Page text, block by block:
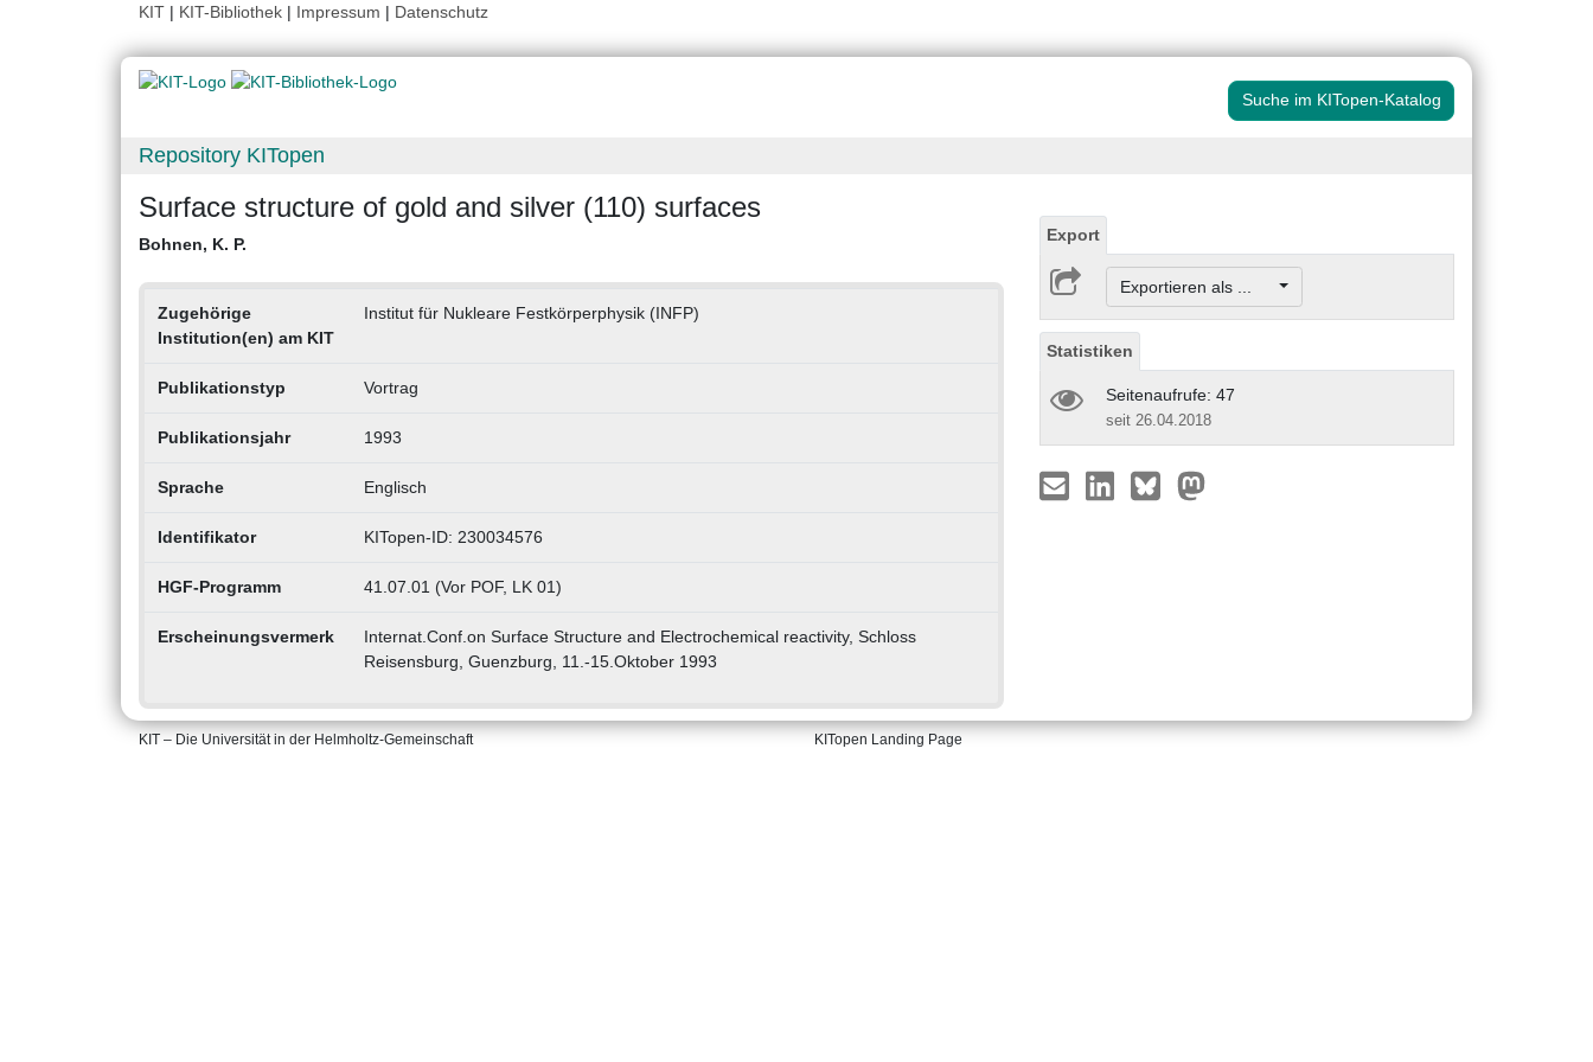
KIT | KIT-Bibliothek | Impressum | Datenschutz
Suche im KITopen-Katalog
Repository KITopen
Surface structure of gold and silver (110) surfaces
Bohnen, K. P.
Zugehörige
Institution(en) am KIT
Institut für Nukleare Festkörperphysik (INFP)
Publikationstyp Vortrag
Publikationsjahr 1993
Sprache Englisch
Identifikator KITopen-ID: 230034576
HGF-Programm 41.07.01 (Vor POF, LK 01)
Erscheinungsvermerk
Internat.Conf.on Surface Structure and Electrochemical reactivity, Schloss
Reisensburg, Guenzburg, 11.-15.Oktober 1993
Export
Exportieren als ...
Statistiken
Seitenaufrufe: 47
seit 26.04.2018
KIT – Die Universität in der Helmholtz-Gemeinschaft KITopen Landing Page